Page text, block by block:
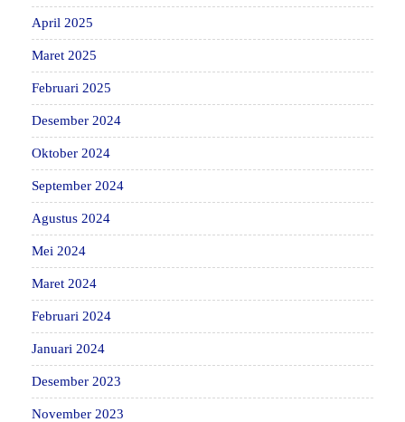
April 2025
Maret 2025
Februari 2025
Desember 2024
Oktober 2024
September 2024
Agustus 2024
Mei 2024
Maret 2024
Februari 2024
Januari 2024
Desember 2023
November 2023